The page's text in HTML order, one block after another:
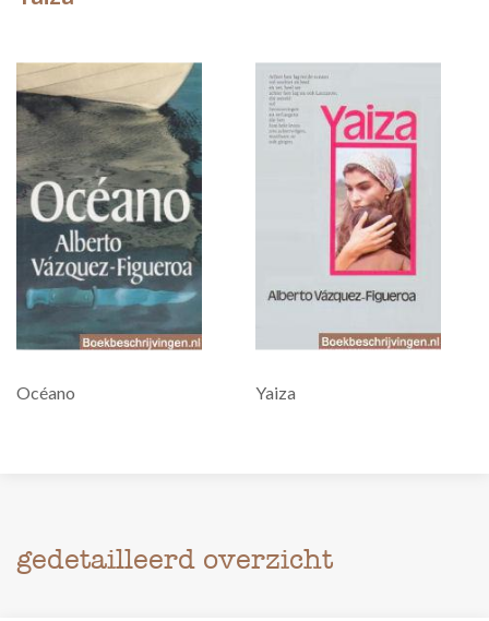
Océano Yaiza
gedetailleerd overzicht